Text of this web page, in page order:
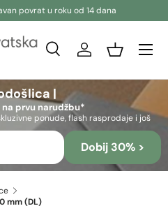
povrat u roku od 14 dana
Pretraživanje
PrijavaKošara
|
prvu narudžbu*
ponude, flash rasprodaje i još
Dobij 30% >
mm (DL)